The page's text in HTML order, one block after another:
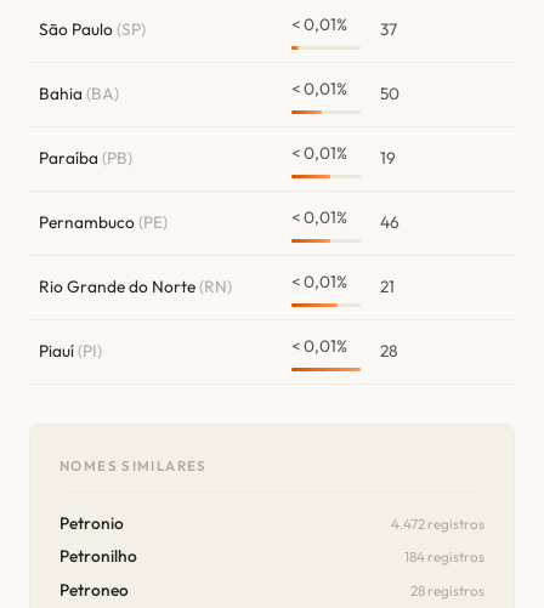
São Paulo(SP) < 0,01% 37
Bahia (BA) < 0,01% 50
Paraíba (PB) < 0,01% 19
Pernambuco(PE) < 0,01% 46
Rio Grande do Norte(RN) < 0,01% 21
Piauí(PI) < 0,01% 28
NOMES SIMILARES
Petronio 4.472 registros
Petronilho 184 registros
Petroneo 28 registros